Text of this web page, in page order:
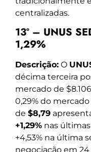
centralizadas.
13º – UNUS
1,29%
Descrição: O
décima terceira
mercado de
0,29% do
de $8,79
+1,29% nas
+4,53% na última
negociação em